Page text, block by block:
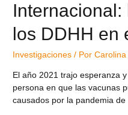
los DDHH en
Investigaciones / Por
El año 2021 trajo esperanza
persona en que las vacunas
causados por la pandemia